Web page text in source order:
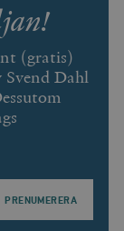
(gratis)
Dahl